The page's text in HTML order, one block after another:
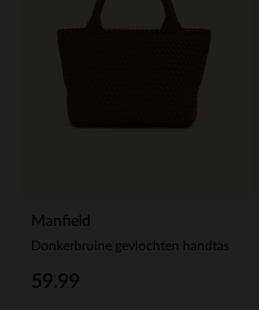
Manfield
Donkerbruine gevlochten handtas
59.99